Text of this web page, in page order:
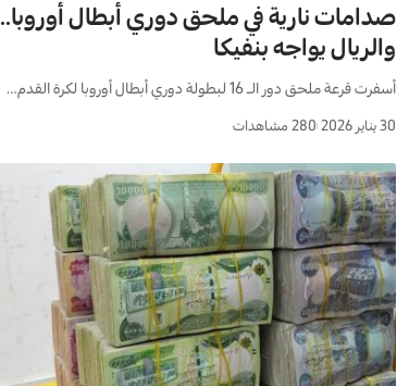
صدامات نارية في ملحق دوري أبطال أوروبا..
والريال يواجه بنفيكا
أسفرت قرعة ملحق دور الـ 16 لبطولة دوري أبطال أوروبا لكرة القدم…
30 يناير 2026 280 مشاهدات